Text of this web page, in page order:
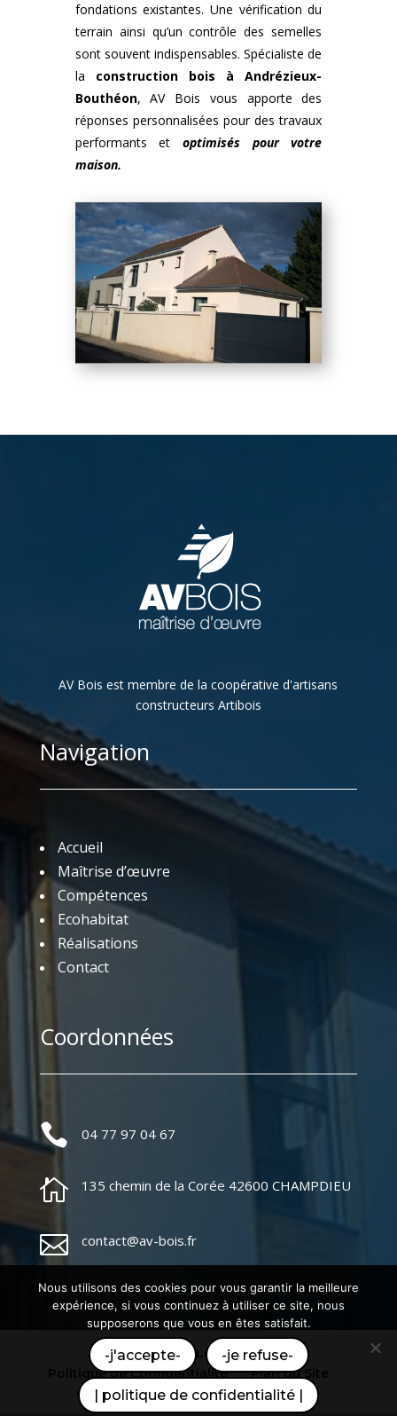
fondations existantes. Une vérification du
terrain ainsi qu’un contrôle des semelles
sont souvent indispensables. Spécialiste de
la construction bois à
Andrézieux-
Bouthéon, AV Bois vous apporte des
réponses personnalisées pour des travaux
performants et optimisés pour votre
maison.
AV Bois est membre de la coopérative d'artisans
constructeurs Artibois
Navigation
Accueil
Maîtrise d’œuvre
Compétences
Ecohabitat
Réalisations
Contact
Coordonnées
 04 77 97 04 67
 135 chemin de la Corée 42600 CHAMPDIEU
 contact@av-bois.fr
Mentions Légales
Politique de Confidentialité
Plan du Site
Création Site Internet | WEBILIKO |
Nous utilisons des cookies pour vous garantir la meilleure
expérience, si vous continuez à utiliser ce site, nous
supposerons que vous en êtes satisfait.
-j'accepte- -je refuse-
| politique de confidentialité |